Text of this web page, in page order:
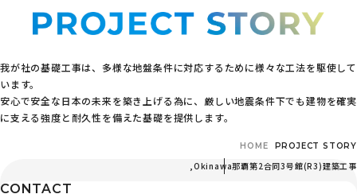
我が社の基礎工事は、多様な地盤条件に対応するために様々な工法を駆使して
います。
安心で安全な日本の未来を築き上げる為に、厳しい地震条件下でも建物を確実
に支える強度と耐久性を備えた基礎を提供します。
HOME PROJECT STORY
,Okinawa那覇第2合同3号館(R3)建築工事
CONTACT